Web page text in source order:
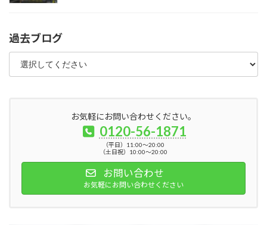
過去ブログ
お気軽にお問い合わせください。
0120-56-1871
（平日）11:00～20:00
（土日祝）10:00～20:00
お問い合わせ
お気軽にお問い合わせください